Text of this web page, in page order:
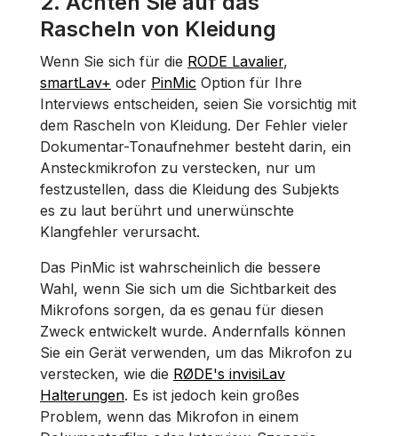
Rascheln von Kleidung
Wenn Sie sich für die RODE Lavalier,
smartLav+ oder PinMic Option für Ihre
Interviews entscheiden, seien Sie vorsichtig mit
dem Rascheln von Kleidung. Der Fehler vieler
Dokumentar-Tonaufnehmer besteht darin, ein
Ansteckmikrofon zu verstecken, nur um
festzustellen, dass die Kleidung des Subjekts
es zu laut berührt und unerwünschte
Klangfehler verursacht.
Das PinMic ist wahrscheinlich die bessere
Wahl, wenn Sie sich um die Sichtbarkeit des
Mikrofons sorgen, da es genau für diesen
Zweck entwickelt wurde. Andernfalls können
Sie ein Gerät verwenden, um das Mikrofon zu
verstecken, wie die RØDE's invisiLav
Halterungen. Es ist jedoch kein großes
Problem, wenn das Mikrofon in einem